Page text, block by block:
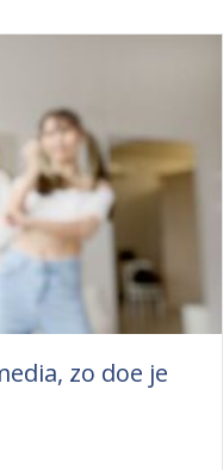
zo doe je